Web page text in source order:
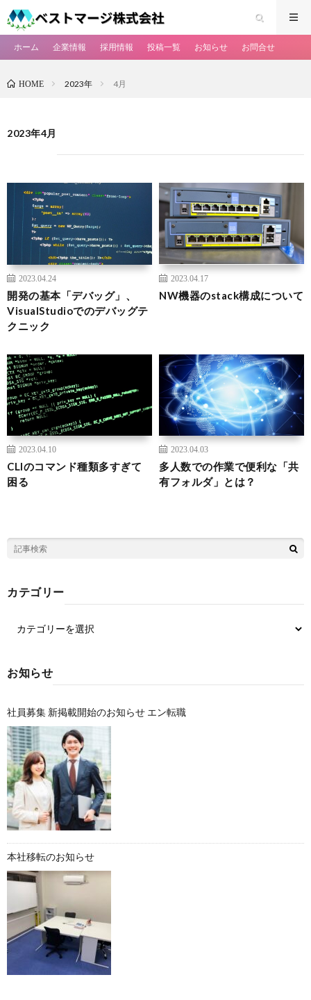
ホーム 企業情報 採用情報 投稿一覧 お知らせ お問合せ
HOME 2023年 4月
2023年4月
2023.04.24
開発の基本「デバッグ」、
VisualStudioでのデバッグテ
クニック
2023.04.17
NW機器のstack構成について
2023.04.10
CLIのコマンド種類多すぎて
困る
2023.04.03
多人数での作業で便利な「共
有フォルダ」とは？
カテゴリー
お知らせ
社員募集 新掲載開始のお知らせ エン転職
本社移転のお知らせ